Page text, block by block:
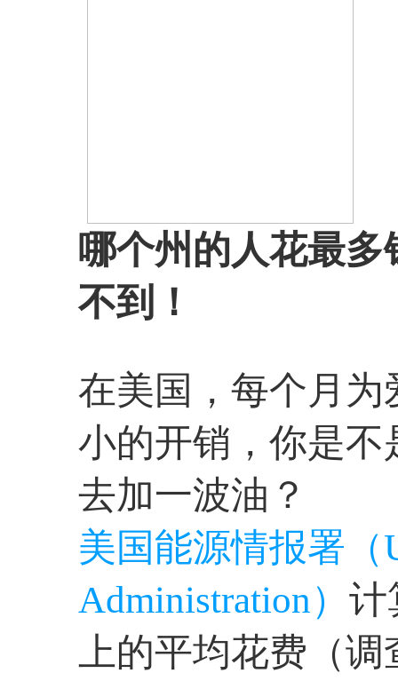
哪个州的人花最
不到！
在美国，每个月
小的开销，你是
去加一波油？
美国能源情报署（
Administration） 计
上的平均花费（